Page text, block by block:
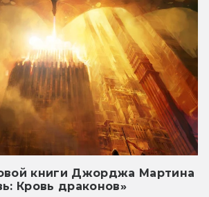
книги Джорджа Мартина
Кровь драконов»